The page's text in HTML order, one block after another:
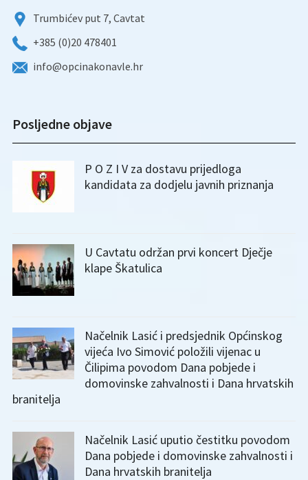
Trumbićev put 7, Cavtat
+385 (0)20 478401
info@opcinakonavle.hr
Posljedne objave
P O Z I V za dostavu prijedloga
kandidata za dodjelu javnih priznanja
U Cavtatu održan prvi koncert Dječje
klape Škatulica
Načelnik Lasić i predsjednik Općinskog
vijeća Ivo Simović položili vijenac u
Čilipima povodom Dana pobjede i
domovinske zahvalnosti i Dana hrvatskih
branitelja
Načelnik Lasić uputio čestitku povodom
Dana pobjede i domovinske zahvalnosti i
Dana hrvatskih branitelja